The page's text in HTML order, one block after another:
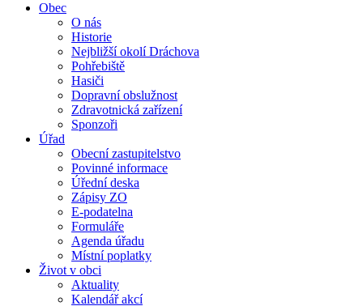
Obec
O nás
Historie
Nejbližší okolí Dráchova
Pohřebiště
Hasiči
Dopravní obslužnost
Zdravotnická zařízení
Sponzoři
Úřad
Obecní zastupitelstvo
Povinné informace
Úřední deska
Zápisy ZO
E-podatelna
Formuláře
Agenda úřadu
Místní poplatky
Život v obci
Aktuality
Kalendář akcí